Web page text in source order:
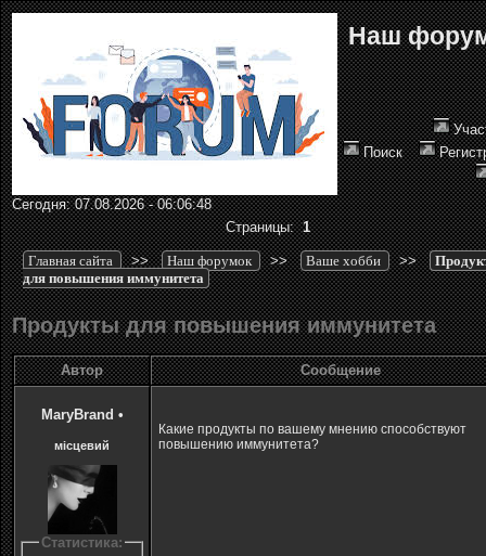
Наш
Поиск
Сегодня: 07.08.2026 - 06:06:48
Страницы:1
Главная сайта >> Наш форумок >> Ваше хобби >>
для повышения иммунитета
Продукты для повышения иммунитета
Автор Сообщение
MaryBrand •
місцевий
Статистика:
Какие продукты по вашему мнению способствуют
повышению иммунитета?